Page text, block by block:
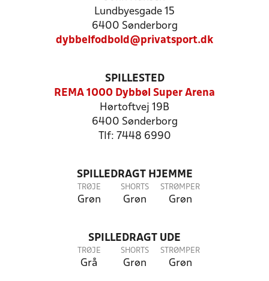
Lundbyesgade 15
6400 Sønderborg
dybbelfodbold@privatsport.dk
SPILLESTED
REMA 1000 Dybbøl Super Arena
Hørtoftvej 19B
6400 Sønderborg
Tlf: 7448 6990
SPILLEDRAGT HJEMME
TRØJE
Grøn
SHORTS
Grøn
STRØMPER
Grøn
SPILLEDRAGT UDE
TRØJE
Grå
SHORTS
Grøn
STRØMPER
Grøn